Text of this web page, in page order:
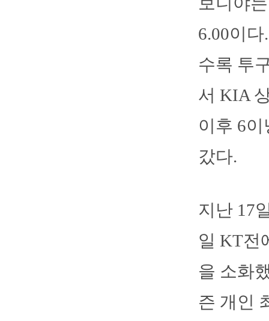
6.00이
수록 투
서 KIA
이후 6
갔다.
지난 17
일 KT전
을 소화
즌 개인